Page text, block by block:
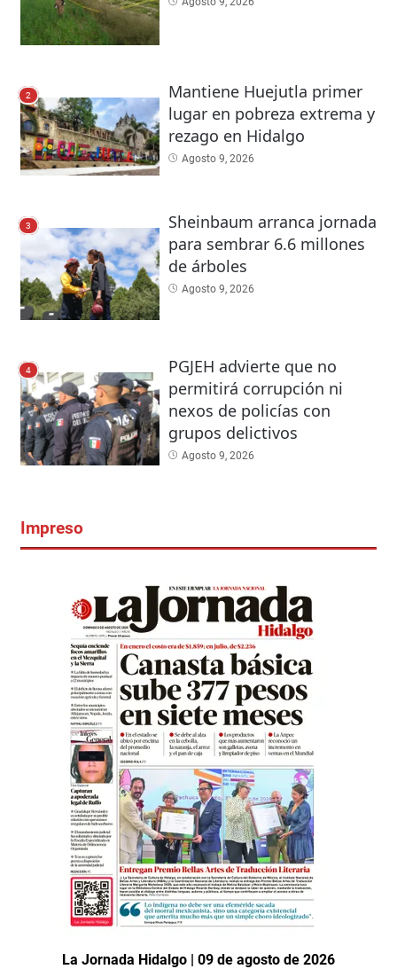
2
Mantiene Huejutla primer
lugar en pobreza extrema y
rezago en Hidalgo
Agosto 9, 2026
3
Sheinbaum arranca jornada
para sembrar 6.6 millones
de árboles
Agosto 9, 2026
4
PGJEH advierte que no
permitirá corrupción ni
nexos de policías con
grupos delictivos
Agosto 9, 2026
Impreso
La Jornada Hidalgo | 09 de agosto de 2026